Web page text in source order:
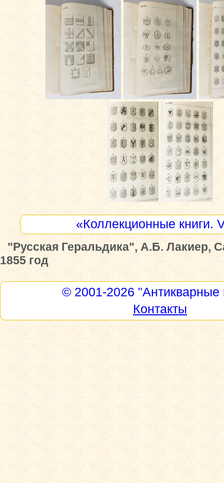
«Коллекционные книги.
"Русская Геральдика", А.Б. Лакиер,
1855 год
© 2001-2026 "Антикварные
Контакты